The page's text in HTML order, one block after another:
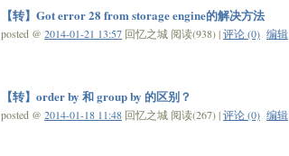
【转】Got error 28 from storage engine的解决方法
posted @ 2014-01-21 13:57 回忆之城 阅读(938) |评论 (0) 编辑
【转】order by 和 group by 的区别？
posted @ 2014-01-18 11:48 回忆之城 阅读(267) |评论 (0) 编辑